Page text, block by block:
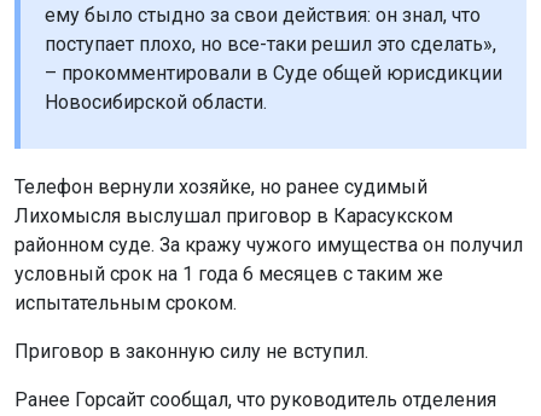
ему было стыдно за свои действия: он знал, что
поступает плохо, но все-таки решил это сделать»,
– прокомментировали в Суде общей юрисдикции
Новосибирской области.
Телефон вернули хозяйке, но ранее судимый
Лихомысля выслушал приговор в Карасукском
районном суде. За кражу чужого имущества он получил
условный срок на 1 года 6 месяцев с таким же
испытательным сроком.
Приговор в законную силу не вступил.
Ранее Горсайт сообщал, что руководитель отделения